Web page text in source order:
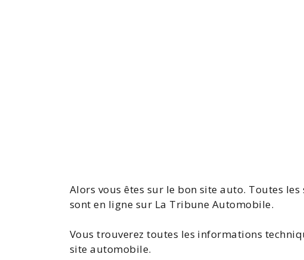
Alors vous êtes sur le bon site auto. Toutes
sont en ligne sur La Tribune Automobile.
Vous trouverez toutes les informations
site automobile.